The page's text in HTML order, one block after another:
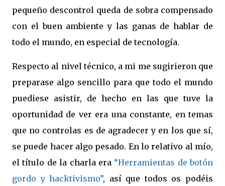
pequeño descontrol queda de sobra compensado
con el buen ambiente y las ganas de hablar de
todo el mundo, en especial de tecnología.
Respecto al nivel técnico, a mi me sugirieron que
preparase algo sencillo para que todo el mundo
puediese asistir, de hecho en las que tuve la
oportunidad de ver era una constante, en temas
que no controlas es de agradecer y en los que sí,
se puede hacer algo pesado. En lo relativo al mío,
el título de la charla era “Herramientas de botón
gordo y hacktivismo”, así que todos os podéis